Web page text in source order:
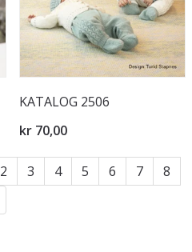
KATALOG 2506
kr 70,00
2 3 4 5 6 7
8